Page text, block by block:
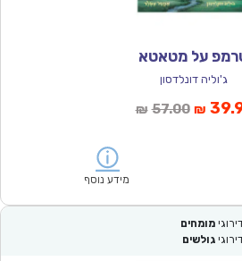
על מטאטא
ג'וליה דונלדסון
₪ 57.00המחיר
₪
מידע נוסף
דירוגי מומחים
דירוגי גולשים